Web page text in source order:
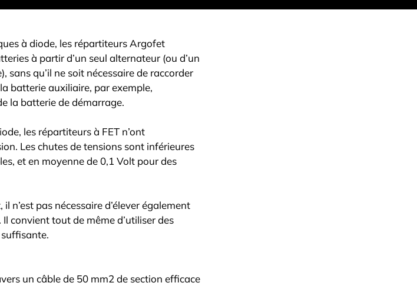
à diode, les répartiteurs Argofet
à partir d’un seul alternateur (ou d’un
sans qu’il ne soit nécessaire de raccorder
batterie auxiliaire, par exemple,
la batterie de démarrage.
les répartiteurs à FET n’ont
Les chutes de tensions sont inférieures
et en moyenne de 0,1 Volt pour des
n’est pas nécessaire d’élever également
convient tout de même d’utiliser des
un câble de 50 mm2 de section efficace